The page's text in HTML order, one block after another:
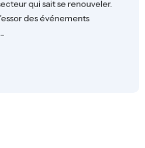
qui sait se renouveler.
des événements